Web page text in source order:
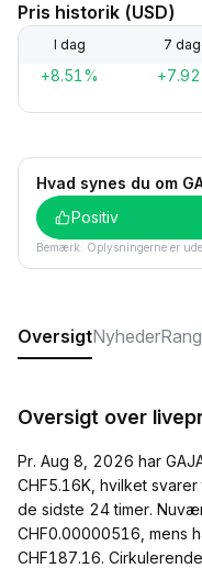
Pris historik (USD)
I dag 7
+8.51%
Hvad synes du om
Positiv
Bemærk: Oplysningerne er
OversigtNyheder
Oversigt over
Pr. Aug 8, 2026 har
CHF5.16K, hvilket
de sidste 24 timer.
CHF0.00000516, mens
CHF187.16.